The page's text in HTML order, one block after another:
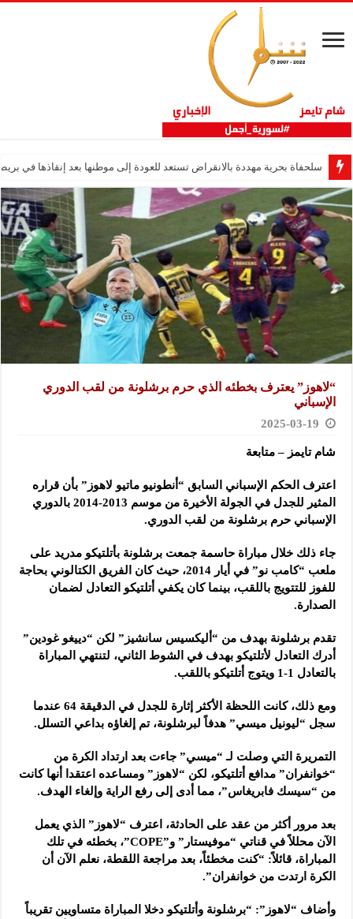
سلحفاة بحرية مهددة بالانقراض تستعد للعودة إلى موطنها بعد إنقاذها في
“لاهوز” يعترف بخطئه الذي حرم برشلونة من لقب الدوري
الإسباني
2025-03-19
شام تايمز – متابعة
اعترف الحكم الإسباني السابق “أنطونيو ماتيو لاهوز” بأن قراره
المثير للجدل في الجولة الأخيرة من موسم 2013-2014 بالدوري
الإسباني حرم برشلونة من لقب الدوري.
جاء ذلك خلال مباراة حاسمة جمعت برشلونة بأتلتيكو مدريد على
ملعب “كامب نو” في أيار 2014، حيث كان الفريق الكتالوني بحاجة
للفوز للتتويج باللقب، بينما كان يكفي أتلتيكو التعادل لضمان
الصدارة.
تقدم برشلونة بهدف من “أليكسيس سانشيز” لكن “دييغو غودين”
أدرك التعادل لأتلتيكو بهدف في الشوط الثاني، لتنتهي المباراة
بالتعادل 1-1 ويتوج أتلتيكو باللقب.
ومع ذلك، كانت اللحظة الأكثر إثارة للجدل في الدقيقة 64 عندما
سجل “ليونيل ميسي” هدفاً لبرشلونة، تم إلغاؤه بداعي التسلل.
التمريرة التي وصلت لـ “ميسي” جاءت بعد ارتداد الكرة من
“خوانفران” مدافع أتلتيكو، لكن “لاهوز” ومساعده اعتقدا أنها كانت
من “سيسك فابريغاس”، مما أدى إلى رفع الراية وإلغاء الهدف.
بعد مرور أكثر من عقد على الحادثة، اعترف “لاهوز” الذي يعمل
الآن محللاً في قناتي “موفيستار” و”COPE”، بخطئه في تلك
المباراة، قائلاً: “كنت مخطئاً، بعد مراجعة اللقطة، نعلم الآن أن
الكرة ارتدت من خوانفران”.
وأضاف “لاهوز”: “برشلونة وأتلتيكو دخلا المباراة متساويين تقريباً